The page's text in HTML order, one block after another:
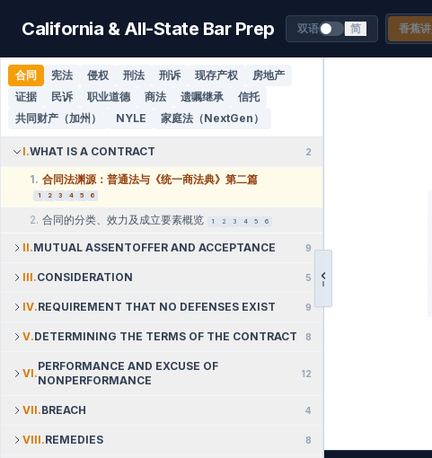
California & All-State Bar Prep 双语 简 香蕉
合同 宪法 侵权 刑法 刑诉 现存产权
房地产
证据
民诉 职业道德 商法 遗嘱继承
信托
共同财产（加州）
NYLE 家庭法（NextGen）
I.WHAT IS A CONTRACT 2
1. 合同法渊源：普通法与《统一商法典》第二篇
1 2 3 4 5 6
2. 合同的分类、效力及成立要素概览 1 2 3 4 5 6
II.MUTUAL ASSENTOFFER AND ACCEPTANCE 9
III.CONSIDERATION 5
IV.REQUIREMENT THAT NO DEFENSES EXIST 9
V.DETERMINING THE TERMS OF THE CONTRACT 8
VI.
PERFORMANCE AND EXCUSE OF
NONPERFORMANCE
12
VII.BREACH 4
VIII.REMEDIES 8